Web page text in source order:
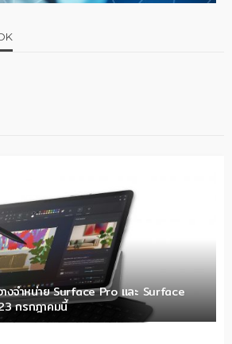
งจำหน่าย Surface Pro และ Surface
กรกฎาคมนี้